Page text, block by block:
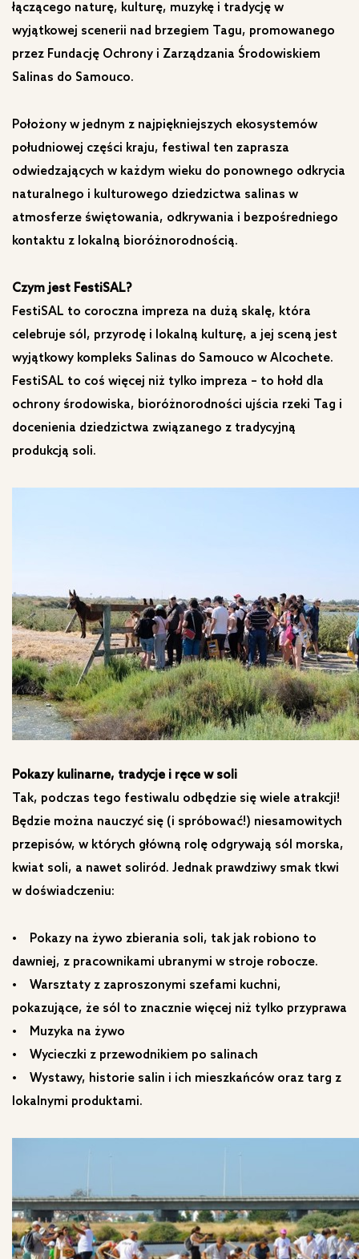
łączącego naturę, kulturę, muzykę i tradycję w
wyjątkowej scenerii nad brzegiem Tagu, promowanego
przez Fundację Ochrony i Zarządzania Środowiskiem
Salinas do Samouco.
Położony w jednym z najpiękniejszych ekosystemów
południowej części kraju, festiwal ten zaprasza
odwiedzających w każdym wieku do ponownego odkrycia
naturalnego i kulturowego dziedzictwa salinas w
atmosferze świętowania, odkrywania i bezpośredniego
kontaktu z lokalną bioróżnorodnością.
Czym jest FestiSAL?
FestiSAL to coroczna impreza na dużą skalę, która
celebruje sól, przyrodę i lokalną kulturę, a jej sceną jest
wyjątkowy kompleks Salinas do Samouco w Alcochete.
FestiSAL to coś więcej niż tylko impreza – to hołd dla
ochrony środowiska, bioróżnorodności ujścia rzeki Tag i
docenienia dziedzictwa związanego z tradycyjną
produkcją soli.
Pokazy kulinarne, tradycje i ręce w soli
Tak, podczas tego festiwalu odbędzie się wiele atrakcji!
Będzie można nauczyć się (i spróbować!) niesamowitych
przepisów, w których główną rolę odgrywają sól morska,
kwiat soli, a nawet soliród. Jednak prawdziwy smak tkwi
w doświadczeniu:
• Pokazy na żywo zbierania soli, tak jak robiono to
dawniej, z pracownikami ubranymi w stroje robocze.
• Warsztaty z zaproszonymi szefami kuchni,
pokazujące, że sól to znacznie więcej niż tylko przyprawa
• Muzyka na żywo
• Wycieczki z przewodnikiem po salinach
• Wystawy, historie salin i ich mieszkańców oraz targ z
lokalnymi produktami.